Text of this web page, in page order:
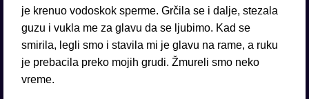
je krenuo vodoskok sperme. Grčila se i dalje, stezala
guzu i vukla me za glavu da se ljubimo. Kad se
smirila, legli smo i stavila mi je glavu na rame, a ruku
je prebacila preko mojih grudi. Žmureli smo neko
vreme.